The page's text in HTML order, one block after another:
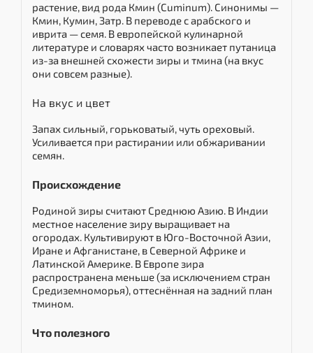
растение, вид рода Кмин (Cuminum). Синонимы —
Кмин, Кумин, Затр. В переводе с арабского и
иврита — семя. В европейской кулинарной
литературе и словарях часто возникает путаница
из-за внешней схожести зиры и тмина (на вкус
они совсем разные).
На вкус и цвет
Запах сильный, горьковатый, чуть ореховый.
Усиливается при растирании или обжаривании
семян.
Происхождение
Родиной зиры считают Среднюю Азию. В Индии
местное население зиру выращивает на
огородах. Культивируют в Юго-Восточной Азии,
Иране и Афганистане, в Северной Африке и
Латинской Америке. В Европе зира
распространена меньше (за исключением стран
Средиземноморья), оттеснённая на задний план
тмином.
Что полезного